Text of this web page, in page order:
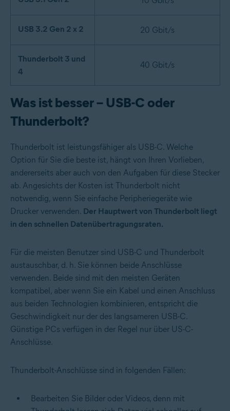
USB 3.2 Gen 2 x 2 20 Gbit/s
Thunderbolt 3 und
4
40 Gbit/s
Was ist besser – USB-C oder
Thunderbolt?
Thunderbolt ist leistungsfähiger als USB-C. Welche
Option für Sie die beste ist, hängt von Ihren Vorlieben,
andererseits aber auch von den Aufgaben für diese Stecker
ab. Angesichts der Kosten ist Thunderbolt nicht
notwendig, wenn Sie einfache Peripheriegeräte wie
Drucker verwenden. Der Hauptwert von Thunderbolt liegt
in den schnellen Datenübertragungsraten.
Für die meisten Benutzer sind USB-C und Thunderbolt
austauschbar, d. h. Sie können beide Anschlüsse
verwenden. Beide sind mit den meisten Geräten
kompatibel, aber wenn Sie ein Kabel und einen Anschluss
aus beiden Technologien kombinieren, entspricht die
Geschwindigkeit nur der des langsameren USB-C.
Günstige PCs verfügen in der Regel nur über US-C-
Anschlüsse.
Thunderbolt-Anschlüsse sind in folgenden Fällen:
Bearbeiten Sie Bilder oder Videos, denn mit